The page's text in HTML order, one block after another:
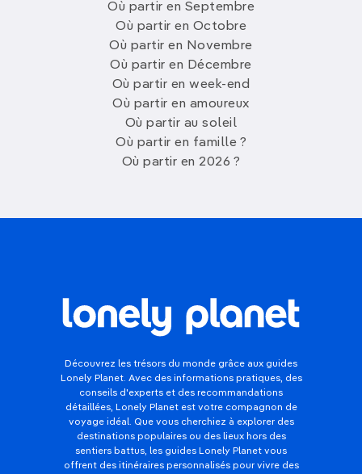
Où partir en Septembre
Où partir en Octobre
Où partir en Novembre
Où partir en Décembre
Où partir en week-end
Où partir en amoureux
Où partir au soleil
Où partir en famille ?
Où partir en 2026 ?
Découvrez les trésors du monde grâce aux guides
Lonely Planet. Avec des informations pratiques, des
conseils d'experts et des recommandations
détaillées, Lonely Planet est votre compagnon de
voyage idéal. Que vous cherchiez à explorer des
destinations populaires ou des lieux hors des
sentiers battus, les guides Lonely Planet vous
offrent des itinéraires personnalisés pour vivre des